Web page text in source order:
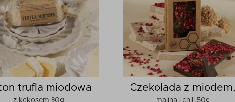
trufla miodowa
z kokosem 80g
Czekolada z miodem,
maliną i chili 50g